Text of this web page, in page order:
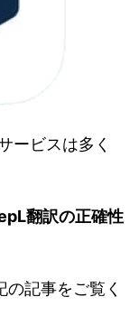
ービスは多く
翻訳の正確性
記事をご覧く